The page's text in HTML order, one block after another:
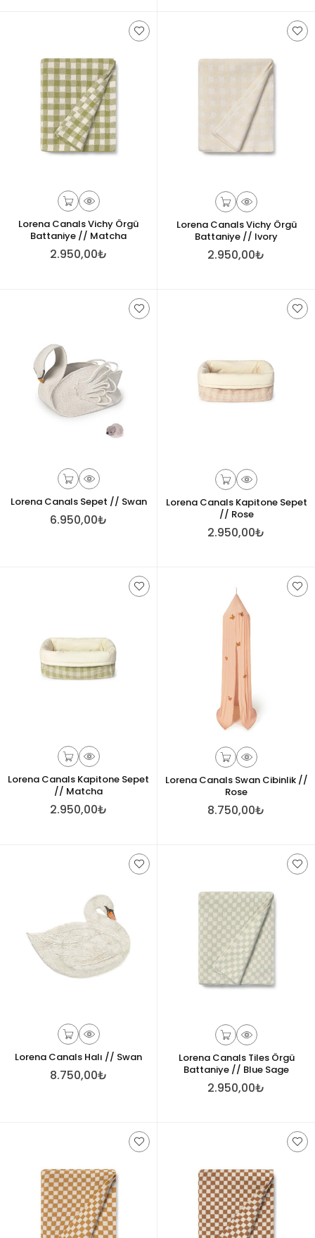
Lorena Canals Vichy Örgü
Battaniye // Matcha
2.950,00₺
Lorena Canals Vichy Örgü
Battaniye // Ivory
2.950,00₺
Lorena Canals Sepet // Swan
6.950,00₺
Lorena Canals Kapitone Sepet
// Rose
2.950,00₺
Lorena Canals Kapitone Sepet
// Matcha
2.950,00₺
Lorena Canals Swan Cibinlik //
Rose
8.750,00₺
Lorena Canals Halı // Swan
8.750,00₺
Lorena Canals Tiles Örgü
Battaniye // Blue Sage
2.950,00₺